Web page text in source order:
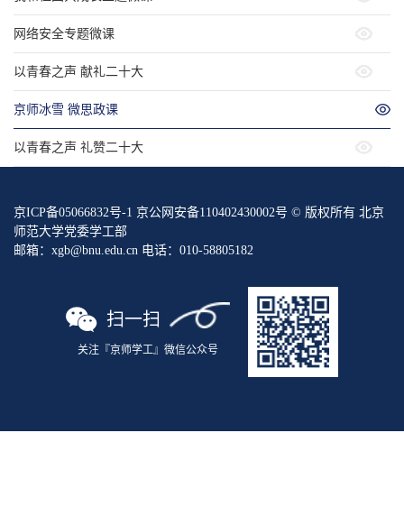
网络安全专题微课
以青春之声 献礼二十大
京师冰雪 微思政课
以青春之声 礼赞二十大
京ICP备05066832号-1 京公网安备110402430002号 © 版权所有 北京
师范大学党委学工部
邮箱：xgb@bnu.edu.cn 电话：010-58805182
扫一扫
关注『京师学工』微信公众号